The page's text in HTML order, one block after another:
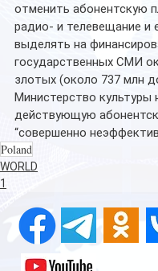
отменить абонентскую
радио- и телевещание и
выделять на
государственных СМИ
злотых (около 737 млн
Министерство культуры
действующую
“совершенно
Poland
WORLD
1